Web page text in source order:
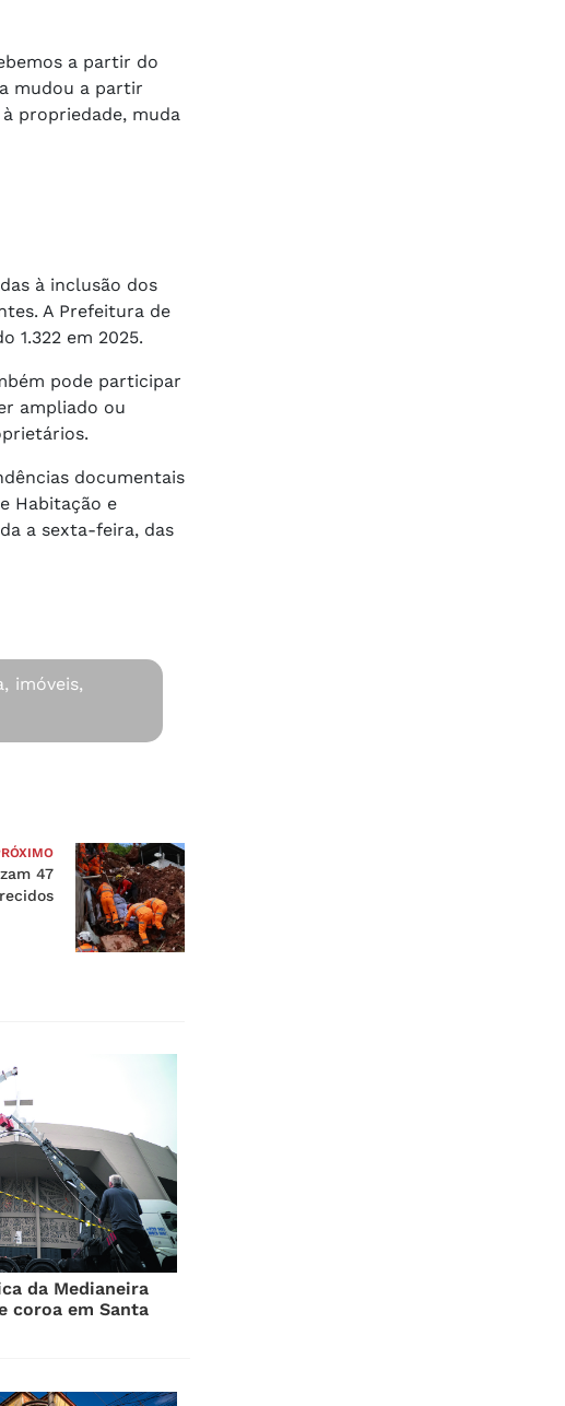
a partir do
mudou a partir
propriedade, muda
à inclusão dos
A Prefeitura de
1.322 em 2025.
pode participar
ampliado ou
documentais
Habitação e
a sexta-feira, das
imóveis,
47
da Medianeira
coroa em Santa